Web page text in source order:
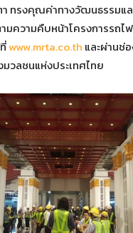
า ทรงคุณค่าทางวัฒนธรรมแ
มความคืบหน้าโครงการรถไ
www.mrta.co.th และผ่านช่
วลชนแห่งประเทศไทย